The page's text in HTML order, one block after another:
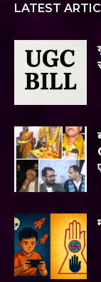
LATEST